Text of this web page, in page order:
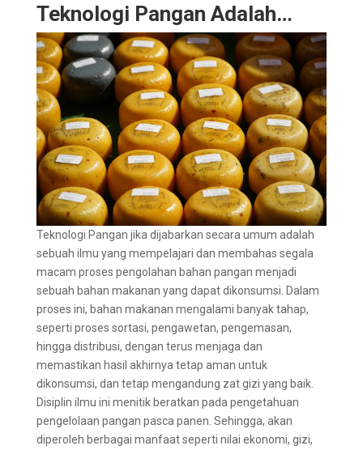
Teknologi Pangan Adalah…
Teknologi Pangan jika dijabarkan secara umum adalah
sebuah ilmu yang mempelajari dan membahas segala
macam proses pengolahan bahan pangan menjadi
sebuah bahan makanan yang dapat dikonsumsi. Dalam
proses ini, bahan makanan mengalami banyak tahap,
seperti proses sortasi, pengawetan, pengemasan,
hingga distribusi, dengan terus menjaga dan
memastikan hasil akhirnya tetap aman untuk
dikonsumsi, dan tetap mengandung zat gizi yang baik.
Disiplin ilmu ini menitik beratkan pada pengetahuan
pengelolaan pangan pasca panen. Sehingga, akan
diperoleh berbagai manfaat seperti nilai ekonomi, gizi,